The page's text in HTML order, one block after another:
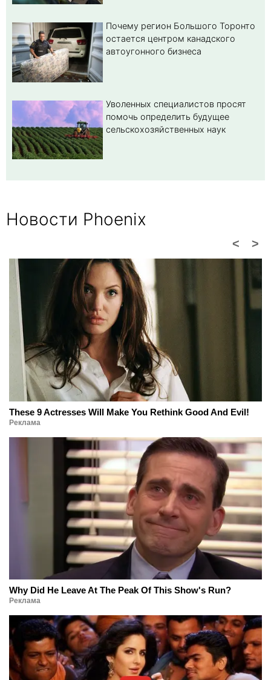
Почему регион Большого Торонто
остается центром канадского
автоугонного бизнеса
Уволенных специалистов просят
помочь определить будущее
сельскохозяйственных наук
Новости Phoenix
>
<
These 9 Actresses Will Make You Rethink Good And Evil!
Реклама
Why Did He Leave At The Peak Of This Show's Run?
Реклама